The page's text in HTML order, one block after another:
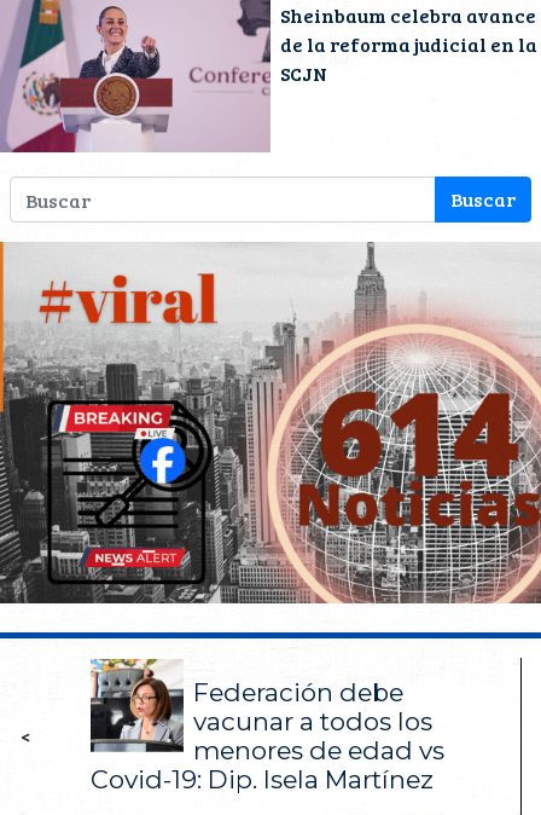
Sheinbaum celebra avance
de la reforma judicial en la
SCJN
<
Federación debe
vacunar a todos los
menores de edad vs
Covid-19: Dip. Isela Martínez